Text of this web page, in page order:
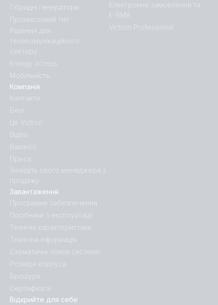
Відкрийте для себе
Завантаження
Програмне забезпечення
Посібники з експлуатації
Технічні характеристики
Технічна інформація
Схематичні описи системи
Розміри корпуса
Брошури
Сертифікати
Гібридні генератори
Промисловий тип
Рішення для
телекомунікаційного
сектору
Energy access
Мобільність
Компанія
Контакти
Блог
Це Victron
Відео
Вакансії
Преса
Знайдіть свого менеджера з
продажу
Електронне замовлення та
E-RMA
Victron Professional